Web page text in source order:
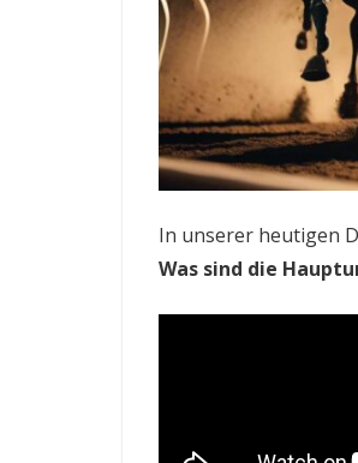
In unserer heutigen
Was sind die